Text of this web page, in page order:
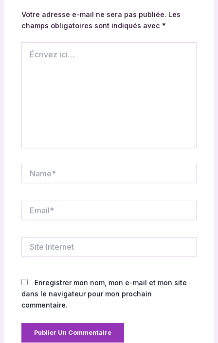
Votre adresse e-mail ne sera pas publiée. Les
champs obligatoires sont indiqués avec*
ici…
Internet
Enregistrer mon nom, mon e-mail et mon site
dans le navigateur pour mon prochain
commentaire.